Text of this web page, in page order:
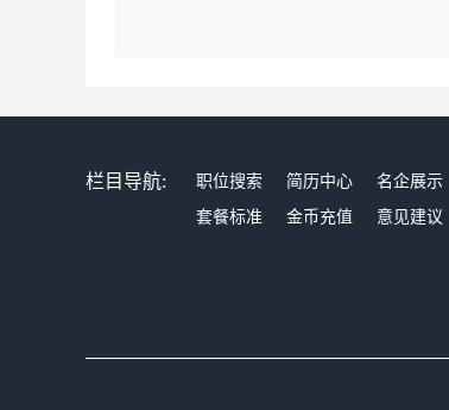
栏目导航: 职位搜索 简历中心 名企展示
套餐标准
金币充值 意见建议